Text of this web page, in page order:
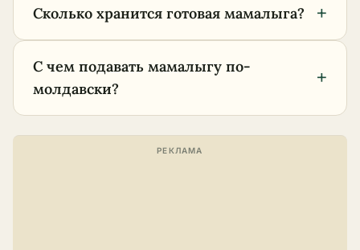
Сколько хранится готовая мамалыга? +
С чем подавать мамалыгу по-
молдавски?
+